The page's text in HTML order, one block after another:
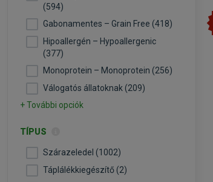
(594)
Gabonamentes – Grain Free (418)
Hipoallergén – Hypoallergenic
(377)
Monoprotein – Monoprotein (256)
Válogatós állatoknak (209)
+ További opciók
TÍPUS
Szárazeledel (1002)
Táplálékkiegészítő (2)